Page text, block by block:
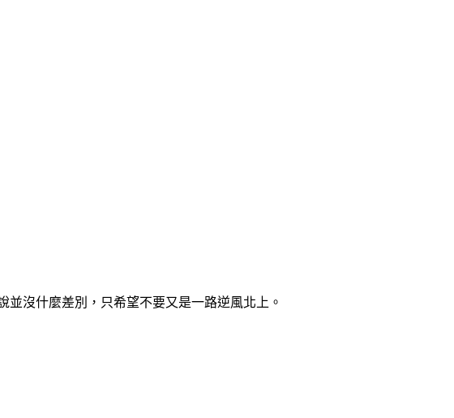
沒什麼差別，只希望不要又是一路逆風北上。